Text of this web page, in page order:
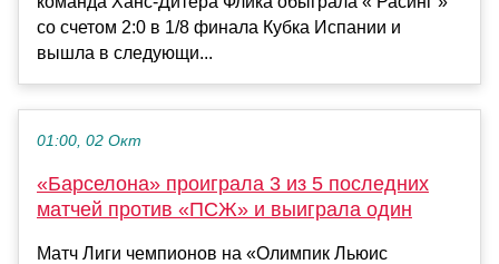
со счетом 2:0 в 1/8 финала Кубка Испании и
вышла в следующи...
01:00, 02 Окт
«Барселона» проиграла 3 из 5 последних
матчей против «ПСЖ» и выиграла один
Матч Лиги чемпионов на «Олимпик Льюис